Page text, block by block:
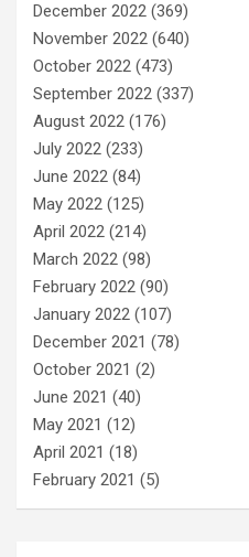
December 2022 (369)
November 2022 (640)
October 2022 (473)
September 2022 (337)
August 2022 (176)
July 2022 (233)
June 2022 (84)
May 2022 (125)
April 2022 (214)
March 2022 (98)
February 2022 (90)
January 2022 (107)
December 2021 (78)
October 2021 (2)
June 2021 (40)
May 2021 (12)
April 2021 (18)
February 2021 (5)